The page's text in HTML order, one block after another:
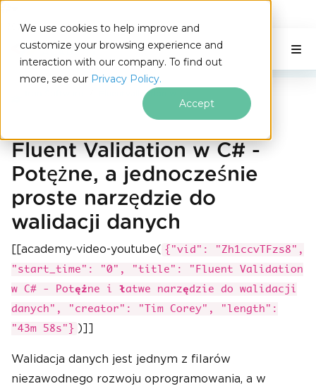
We use cookies to help improve and
customize your browsing experience and
interaction with our company. To find out
more, see our Privacy Policy.
Accept
IRONSOFTWARE
Przejdź do treści stopki
C# Application
Na tej stronie
FluentValidation w C#
Fluent Validation w C# -
Potężne, a jednocześnie
proste narzędzie do
walidacji danych
[[academy-video-youtube( {"vid": "Zh1ccvTFzs8",
"start_time": "0", "title": "Fluent Validation
w C# - Potężne i łatwe narzędzie do walidacji
danych", "creator": "Tim Corey", "length":
"43m 58s"} )]]
Walidacja danych jest jednym z filarów
niezawodnego rozwoju oprogramowania, a w